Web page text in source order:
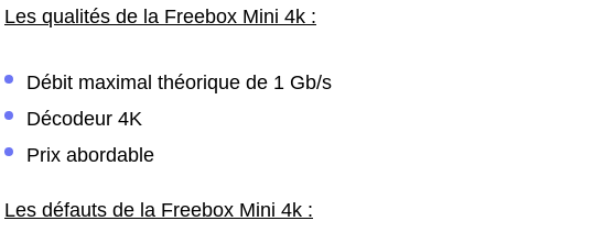
Les qualités de la Freebox Mini 4k :
Débit maximal théorique de 1 Gb/s
Décodeur 4K
Prix abordable
Les défauts de la Freebox Mini 4k :